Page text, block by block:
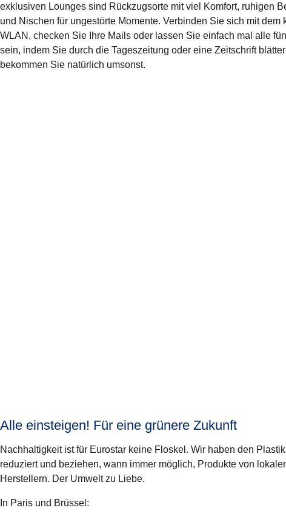
exklusiven Lounges sind Rückzugsorte mit viel Komfort, ruhigen
und Nischen für ungestörte Momente. Verbinden Sie sich mit dem
WLAN, checken Sie Ihre Mails oder lassen Sie einfach mal alle
sein, indem Sie durch die Tageszeitung oder eine Zeitschrift
bekommen Sie natürlich umsonst.
Alle einsteigen! Für eine grünere Zukunft
Nachhaltigkeit ist für Eurostar keine Floskel. Wir haben den
reduziert und beziehen, wann immer möglich, Produkte von
Herstellern. Der Umwelt zu Liebe.
In Paris und Brüssel: